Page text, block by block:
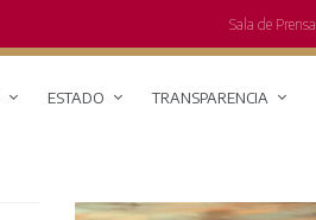
Sala de Prensa
ESTADO TRANSPARENCIA